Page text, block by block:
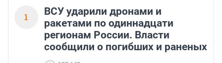
1
ВСУ ударили дронами и
ракетами по одиннадцати
регионам России. Власти
сообщили о погибших и раненых